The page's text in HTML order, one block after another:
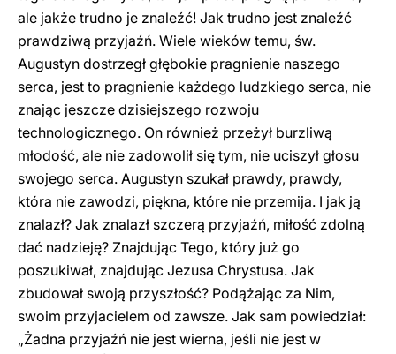
ale jakże trudno je znaleźć! Jak trudno jest znaleźć
prawdziwą przyjaźń. Wiele wieków temu, św.
Augustyn dostrzegł głębokie pragnienie naszego
serca, jest to pragnienie każdego ludzkiego serca, nie
znając jeszcze dzisiejszego rozwoju
technologicznego. On również przeżył burzliwą
młodość, ale nie zadowolił się tym, nie uciszył głosu
swojego serca. Augustyn szukał prawdy, prawdy,
która nie zawodzi, piękna, które nie przemija. I jak ją
znalazł? Jak znalazł szczerą przyjaźń, miłość zdolną
dać nadzieję? Znajdując Tego, który już go
poszukiwał, znajdując Jezusa Chrystusa. Jak
zbudował swoją przyszłość? Podążając za Nim,
swoim przyjacielem od zawsze. Jak sam powiedział:
„Żadna przyjaźń nie jest wierna, jeśli nie jest w